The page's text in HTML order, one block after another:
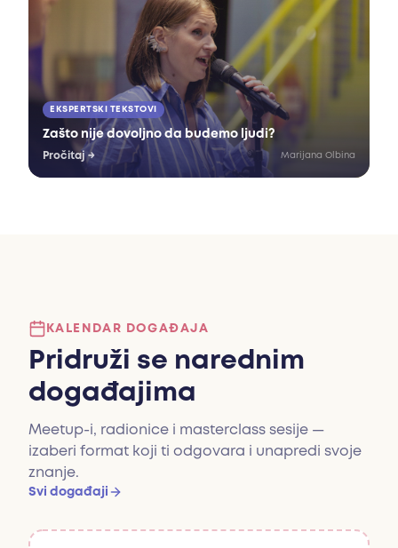
EKSPERTSKI TEKSTOVI
Zašto nije dovoljno da budemo ljudi?
Pročitaj→ Marijana Olbina
KALENDAR DOGAĐAJA
Pridruži se narednim
događajima
Meetup-i, radionice i masterclass sesije —
izaberi format koji ti odgovara i unapredi svoje
znanje.
Svi događaji